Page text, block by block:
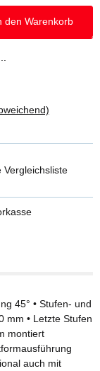
Mehrpreis
den Warenkorb
Vergleichsliste
45° • Stufen- und
mm • Letzte Stufen
montiert
auch mit